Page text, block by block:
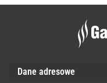
Dane adresowe